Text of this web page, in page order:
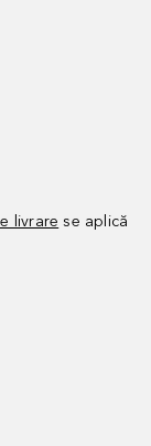
livrare se aplică